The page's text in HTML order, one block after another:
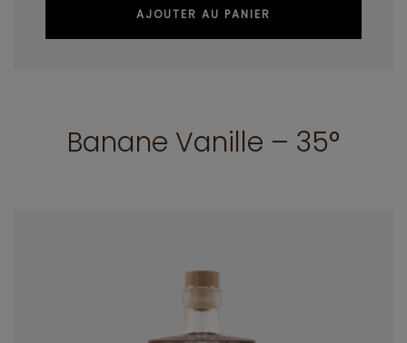
AJOUTER AU PANIER
Banane Vanille – 35°